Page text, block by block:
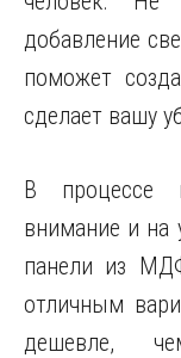
добавление
поможет
сделает вашу
В процессе
внимание и на
панели из
отличным
дешевле,